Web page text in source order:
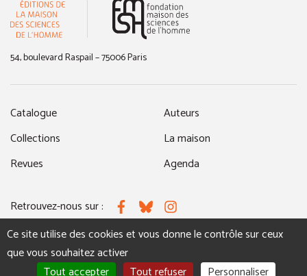
54, boulevard Raspail – 75006 Paris
Catalogue
Collections
Revues
Auteurs
La maison
Agenda
Retrouvez-nous sur : FacebookBlueskyInstagram
MENTIONS LÉGALES NOUS CONTACTER
Ce site utilise des cookies et vous donne le contrôle sur ceux
que vous souhaitez activer
Tout accepter
Tout refuser Personnaliser